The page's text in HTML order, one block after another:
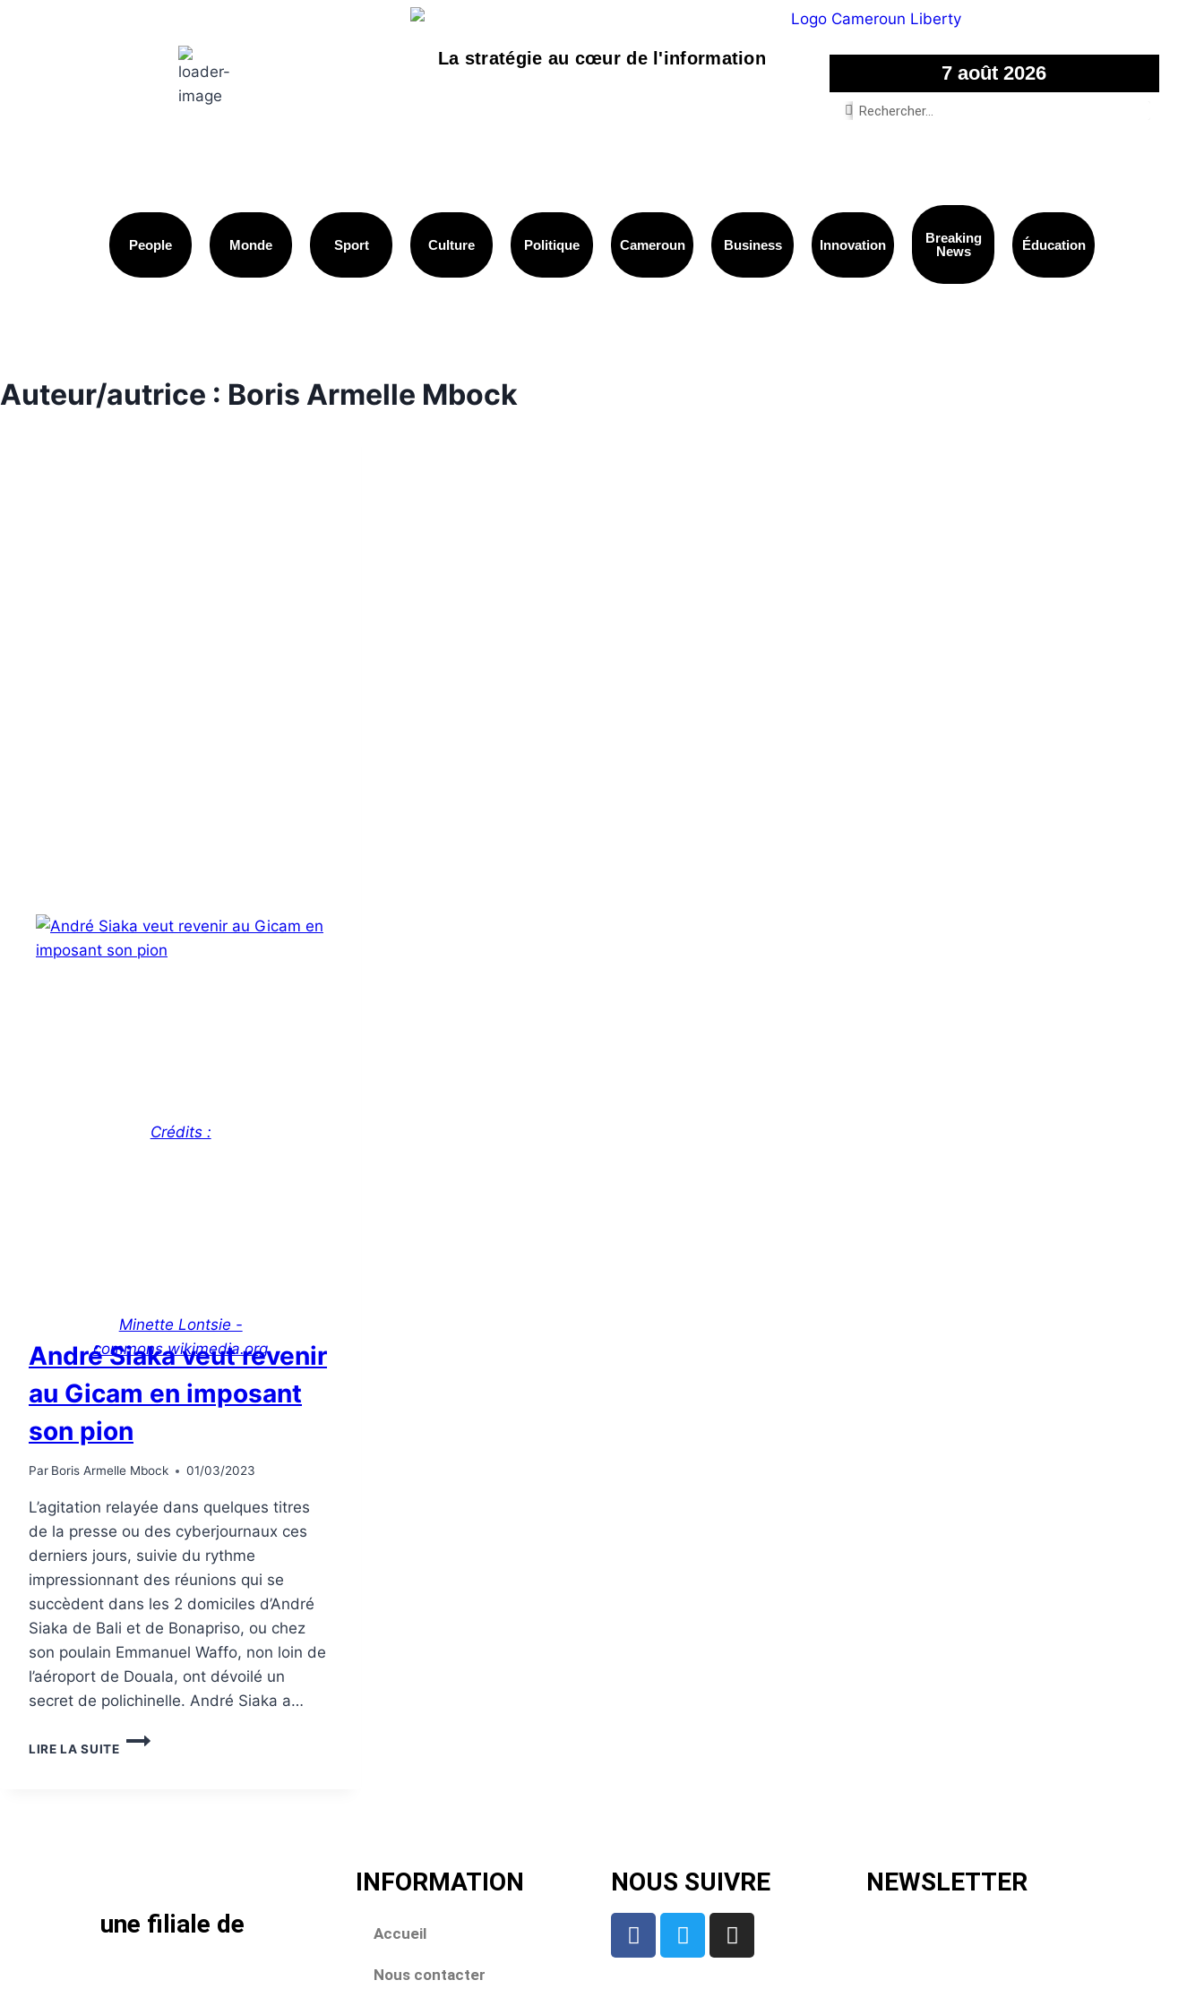
7:59 am,
18
La stratégie au cœur de l'information
7 août 2026
People Monde Sport Culture Politique Cameroun Business Innovation
Breaking
News
Éducation
Auteur/autrice : Boris Armelle Mbock
Crédits :
Minette Lontsie -
commons.wikimedia.org
André Siaka veut revenir
au Gicam en imposant
son pion
Par Boris Armelle Mbock 01/03/2023
L’agitation relayée dans quelques titres
de la presse ou des cyberjournaux ces
derniers jours, suivie du rythme
impressionnant des réunions qui se
succèdent dans les 2 domiciles d’André
Siaka de Bali et de Bonapriso, ou chez
son poulain Emmanuel Waffo, non loin de
l’aéroport de Douala, ont dévoilé un
secret de polichinelle. André Siaka a…
LIRE LA SUITE
une filiale de
INFORMATION
Accueil
Nous contacter
NOUS SUIVRE NEWSLETTER